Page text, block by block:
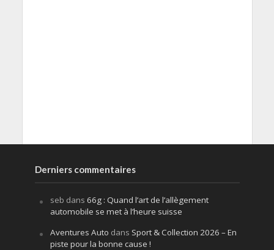
Derniers commentaires
seb dans 66g : Quand l’art de l’allègement
automobile se met à l’heure suisse
Aventures Auto dans Sport & Collection 2026 – En
piste pour la bonne cause !